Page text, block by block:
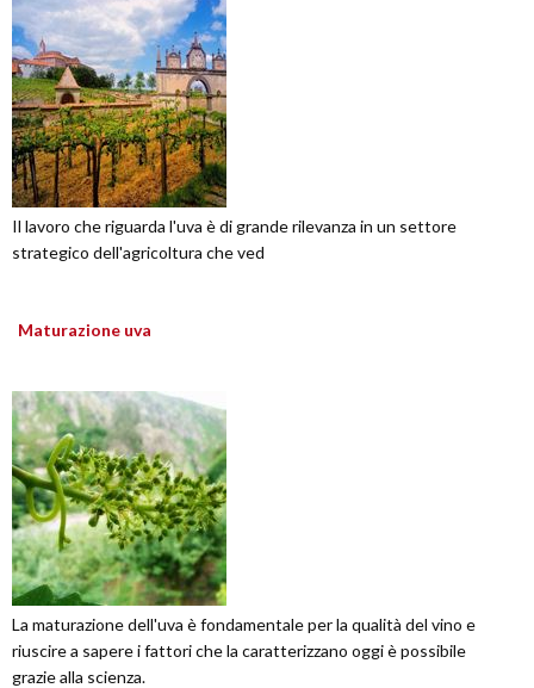
Il lavoro che riguarda l'uva è di grande rilevanza in un settore
strategico dell'agricoltura che ved
Maturazione uva
La maturazione dell'uva è fondamentale per la qualità del vino e
riuscire a sapere i fattori che la caratterizzano oggi è possibile
grazie alla scienza.